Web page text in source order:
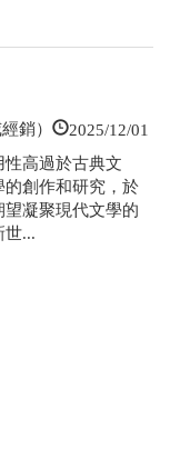
銷） 2025/12/01
高過於古典文
創作和研究，於
凝聚現代文學的
世...